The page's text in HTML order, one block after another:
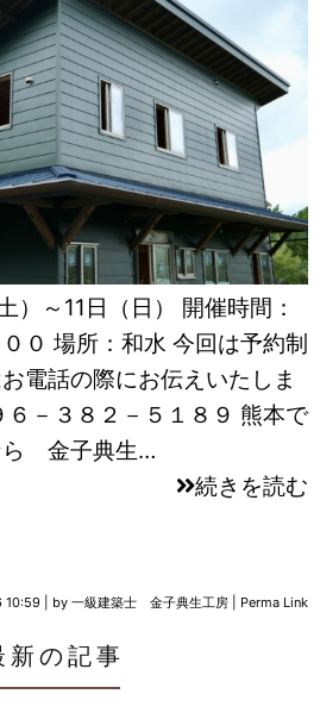
）～11日（日） 開催時間：
０ 場所：和水 今回は予約制
電話の際にお伝えいたしま
－３８２－５１８９ 熊本で
ら 金子典生…
続きを読む
10:59 by 一級建築士 金子典生工房 Perma Link
新の記事